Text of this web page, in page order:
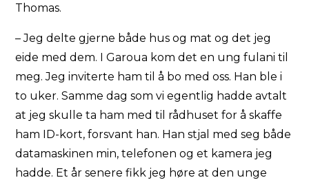
Thomas.
– Jeg delte gjerne både hus og mat og det jeg
eide med dem. I Garoua kom det en ung fulani til
meg. Jeg inviterte ham til å bo med oss. Han ble i
to uker. Samme dag som vi egentlig hadde avtalt
at jeg skulle ta ham med til rådhuset for å skaffe
ham ID-kort, forsvant han. Han stjal med seg både
datamaskinen min, telefonen og et kamera jeg
hadde. Et år senere fikk jeg høre at den unge